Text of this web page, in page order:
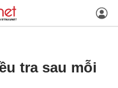
tra sau mỗi